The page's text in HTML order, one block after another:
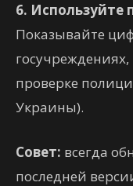
6. Используйте
Показывайте
проверке
Украины).
Совет: всегда
последней